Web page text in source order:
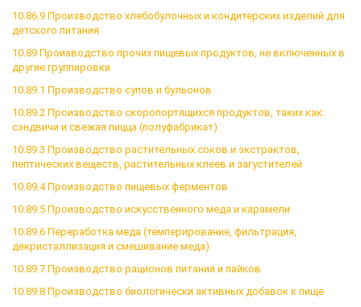
10.86.9 Производство хлебобулочных и кондитерских изделий для
детского питания
10.89 Производство прочих пищевых продуктов, не включенных в
другие группировки
10.89.1 Производство супов и бульонов
10.89.2 Производство скоропортящихся продуктов, таких как:
сэндвичи и свежая пицца (полуфабрикат)
10.89.3 Производство растительных соков и экстрактов,
пептических веществ, растительных клеев и загустителей
10.89.4 Производство пищевых ферментов
10.89.5 Производство искусственного меда и карамели
10.89.6 Переработка меда (темперирование, фильтрация,
декристаллизация и смешивание меда)
10.89.7 Производство рационов питания и пайков
10.89.8 Производство биологически активных добавок к пище